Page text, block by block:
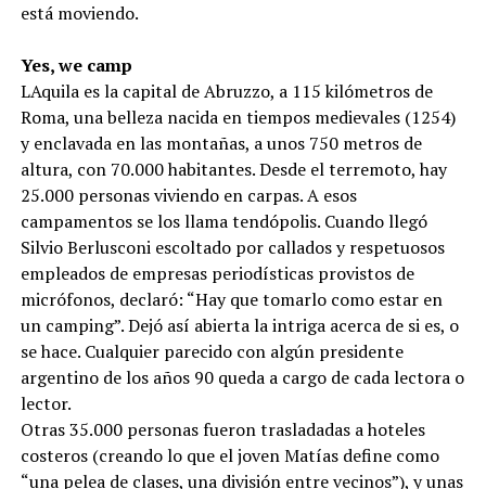
está moviendo.
Yes, we camp
LAquila es la capital de Abruzzo, a 115 kilómetros de
Roma, una belleza nacida en tiempos medievales (1254)
y enclavada en las montañas, a unos 750 metros de
altura, con 70.000 habitantes. Desde el terremoto, hay
25.000 personas viviendo en carpas. A esos
campamentos se los llama tendópolis. Cuando llegó
Silvio Berlusconi escoltado por callados y respetuosos
empleados de empresas periodísticas provistos de
micrófonos, declaró: “Hay que tomarlo como estar en
un camping”. Dejó así abierta la intriga acerca de si es, o
se hace. Cualquier parecido con algún presidente
argentino de los años 90 queda a cargo de cada lectora o
lector.
Otras 35.000 personas fueron trasladadas a hoteles
costeros (creando lo que el joven Matías define como
“una pelea de clases, una división entre vecinos”), y unas